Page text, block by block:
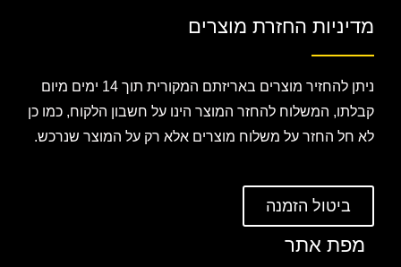
מדיניות החזרת מוצרים
ניתן להחזיר מוצרים באריזתם המקורית תוך 14 ימים מיום
קבלתו, המשלוח להחזר המוצר הינו על חשבון הלקוח, כמו כן
לא חל החזר על משלוח מוצרים אלא רק על המוצר שנרכש.
ביטול הזמנה
מפת אתר